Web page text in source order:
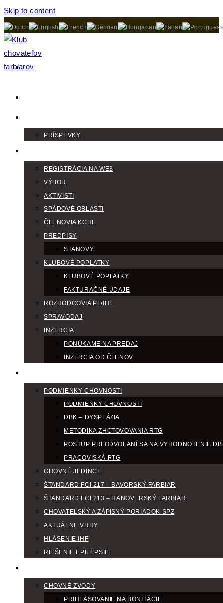
Skip to content
PRÍSPEVKY
REGISTRÁCIA NA WEB
VÝBOR
AKTIVISTI
SPÁDOVÉ OBLASTI
ČLENOVIA KCHF
PREDPISY
STANOVY
KLUBOVÉ POPLATKY
KLUBOVÉ POPLATKY
FAKTURAČNÉ ÚDAJE
ROZHODCOVIA PF/IHF
SPRAVODAJ
INZERCIA
PONÚKAME NA PREDAJ
INZERCIA OD ČLENOV
PODMIENKY CHOVNOSTI
PODMIENKY CHOVNOSTI
DBK – DYSPLÁZIA
METODIKA ZHOTOVOVANIA RTG
POSTUP PRI ODVOLANÍ SA NA VYHODNOTENIE
PRACOVISKÁ RTG
CHOVNÉ JEDINCE
ŠTANDARD FCI 217 – BAVORSKÝ FARBIAR
ŠTANDARD FCI 213 – HANOVERSKÝ FARBIAR
CHOVATEĽSKÝ A ZÁPISNÝ PORIADOK SPZ
AKTUÁLNE VRHY
HLÁSENIE IHF
RIEŠENIE EPILEPSIE
CHOVNÉ ZVODY
PRIHLASOVANIE NA BONITÁCIE